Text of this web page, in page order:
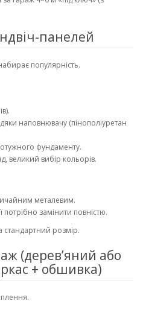
панелей
популярність.
наповнювачу (пінополіуретан
фундаменту.
великий вибір кольорів.
металевим.
замінити повністю.
стандартний розмір.
(дерев’яний або
+ обшивка)